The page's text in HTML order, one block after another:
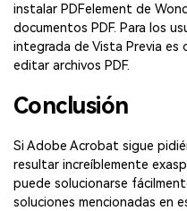
instalar PDFelement de
documentos PDF. Para los
integrada de Vista Previa
editar archivos PDF.
Conclusión
Si Adobe Acrobat sigue
resultar increíblemente
puede solucionarse
soluciones mencionadas en